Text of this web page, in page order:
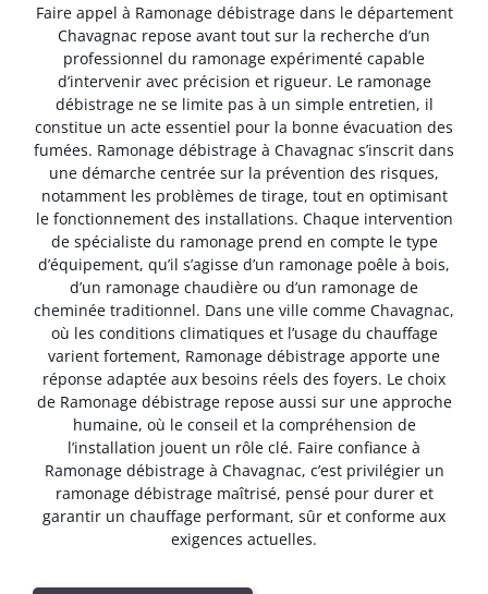
Faire appel à Ramonage débistrage dans le département
Chavagnac repose avant tout sur la recherche d’un
professionnel du ramonage expérimenté capable
d’intervenir avec précision et rigueur. Le ramonage
débistrage ne se limite pas à un simple entretien, il
constitue un acte essentiel pour la bonne évacuation des
fumées. Ramonage débistrage à Chavagnac s’inscrit dans
une démarche centrée sur la prévention des risques,
notamment les problèmes de tirage, tout en optimisant
le fonctionnement des installations. Chaque intervention
de spécialiste du ramonage prend en compte le type
d’équipement, qu’il s’agisse d’un ramonage poêle à bois,
d’un ramonage chaudière ou d’un ramonage de
cheminée traditionnel. Dans une ville comme Chavagnac,
où les conditions climatiques et l’usage du chauffage
varient fortement, Ramonage débistrage apporte une
réponse adaptée aux besoins réels des foyers. Le choix
de Ramonage débistrage repose aussi sur une approche
humaine, où le conseil et la compréhension de
l’installation jouent un rôle clé. Faire confiance à
Ramonage débistrage à Chavagnac, c’est privilégier un
ramonage débistrage maîtrisé, pensé pour durer et
garantir un chauffage performant, sûr et conforme aux
exigences actuelles.